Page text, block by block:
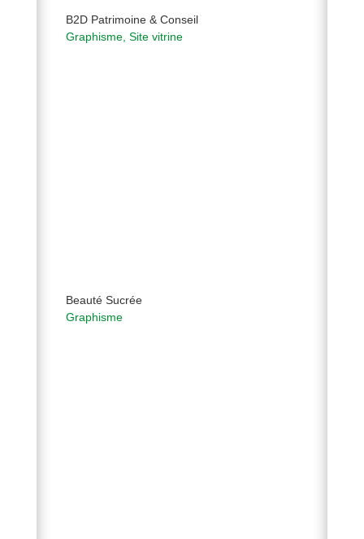
B2D Patrimoine & Conseil
Graphisme, Site vitrine
Beauté Sucrée
Graphisme